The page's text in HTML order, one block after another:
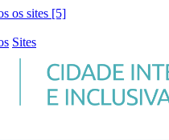
os sites [5]
Sites